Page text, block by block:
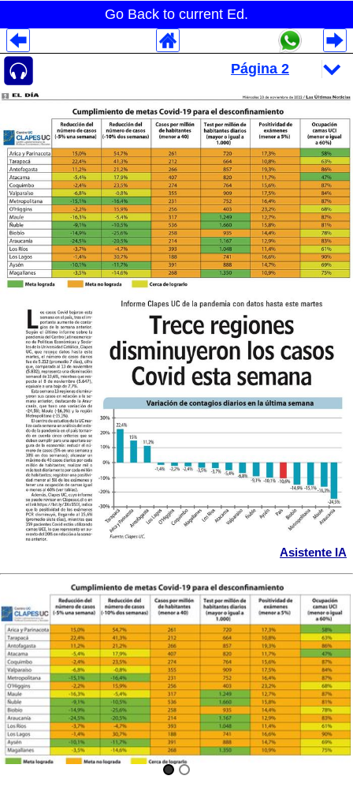
Go Back to current Ed.
Asistente IA
Despliegues Analytics
Despliegues Totales
Despliegues por Rubros